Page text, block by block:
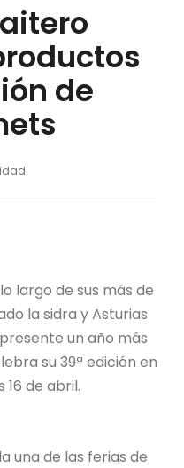
de
largo de sus más de
la sidra y Asturias
un año más
su 39ª edición en
16 de abril.
una de las ferias de